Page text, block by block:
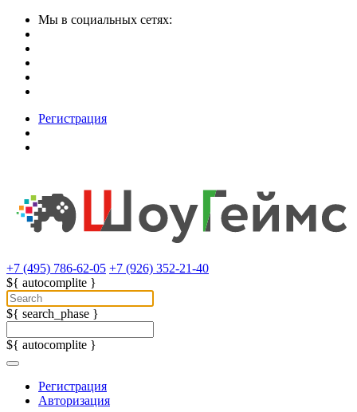
Мы в социальных сетях:
Регистрация
+7 (495) 786-62-05 +7 (926) 352-21-40
${ autocomplite }
${ search_phase }
${ autocomplite }
Регистрация
Авторизация